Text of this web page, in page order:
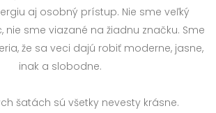
aj osobný prístup. Nie sme veľký
nie sme viazané na žiadnu značku. Sme
že sa veci dajú robiť moderne, jasne,
inak a slobodne.
šatách sú všetky nevesty krásne.